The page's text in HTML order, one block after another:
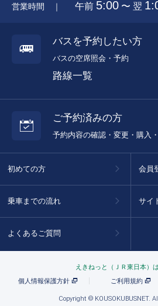
営業時間 ｜ 午前 5:00 〜 翌
バスを予約したい方
バスの空席照会・予約
路線一覧
ご予約済みの方
予約内容の確認・変更・購入
初めての方
乗車までの流れ
よくあるご質問
会員
サイ
えきねっと（ＪＲ東日本）
個人情報保護方針
ご利用規約
Copyright © KOUSOKUBUSNET.